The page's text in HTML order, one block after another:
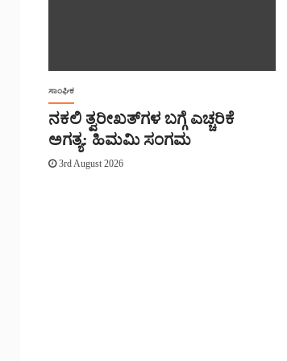
ಸಾಂಘಿಕ
ನಕಲಿ ತ್ವರೀಖತ್‌ಗಳ ಬಗ್ಗೆ ಎಚ್ಚರಿಕೆ
ಅಗತ್ಯ: ಹಿಮಮಿ ಸಂಗಮ
3rd August 2026